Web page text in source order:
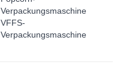
Verpackungsmaschine
VFFS-
Verpackungsmaschine